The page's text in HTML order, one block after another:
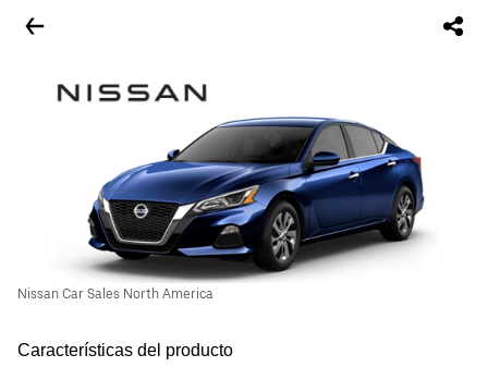
Nissan Car Sales North America
Características del producto